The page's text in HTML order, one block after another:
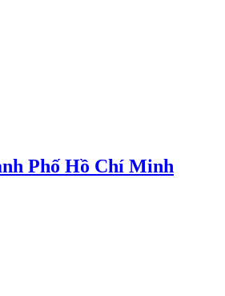
Phố Hồ Chí Minh